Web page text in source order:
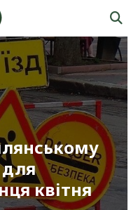
для
квітня